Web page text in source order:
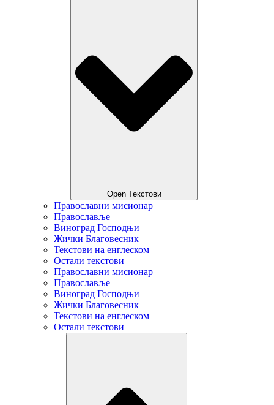
Open Текстови
Православни мисионар
Православље
Виноград Господњи
Жички Благовесник
Текстови на енглеском
Остали текстови
Православни мисионар
Православље
Виноград Господњи
Жички Благовесник
Текстови на енглеском
Остали текстови